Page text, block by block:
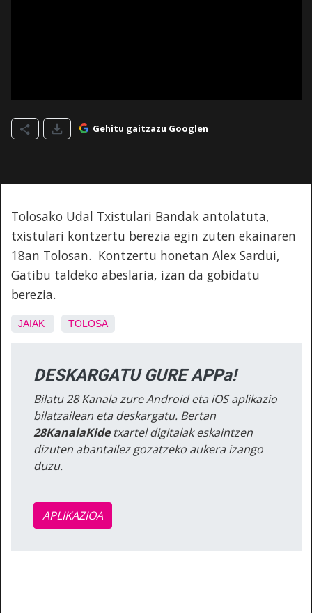
Gehitu gaitzazu Googlen
Tolosako Udal Txistulari Bandak antolatuta,
txistulari kontzertu berezia egin zuten ekainaren
18an Tolosan. Kontzertu honetan Alex Sardui,
Gatibu taldeko abeslaria, izan da gobidatu
berezia.
JAIAK TOLOSA
DESKARGATU GURE APPa!
Bilatu 28 Kanala zure Android eta iOS aplikazio
bilatzailean eta deskargatu. Bertan
28KanalaKidetxartel digitalak eskaintzen
dizuten abantailez gozatzeko aukera izango
duzu.
APLIKAZIOA